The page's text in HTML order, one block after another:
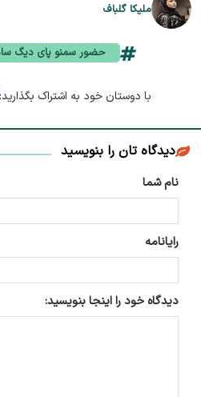
ملیکا گلباف
حضور سمنو پای دیگ
با دوستان خود به اشتراک بگذارید:
دیدگاه تان را بنویسید
نام شما
رایانامه
دیدگاه خود را اینجا بنویسید: